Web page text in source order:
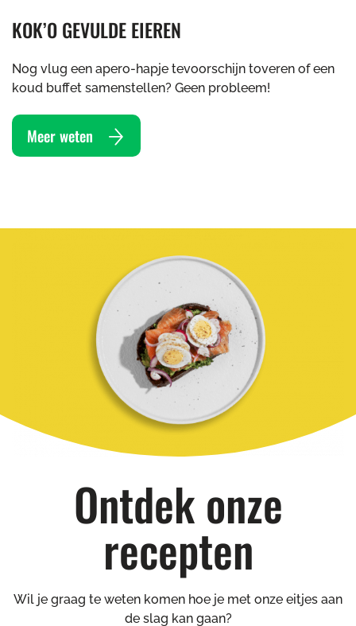
KOK’O GEVULDE EIEREN
Nog vlug een apero-hapje tevoorschijn toveren of een
koud buffet samenstellen? Geen probleem!
Meer weten
Ontdek onze
recepten
Wil je graag te weten komen hoe je met onze eitjes aan
de slag kan gaan?